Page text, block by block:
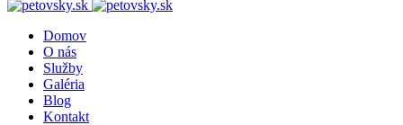
Domov
O nás
Služby
Galéria
Blog
Kontakt